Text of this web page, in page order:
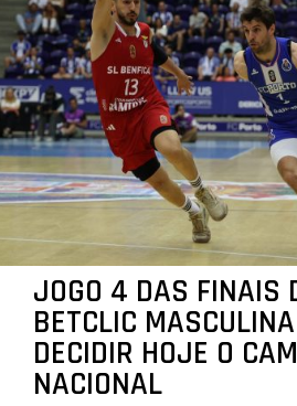
JOGO 4 DAS FINAIS
BETCLIC
DECIDIR HOJE O
NACIONAL